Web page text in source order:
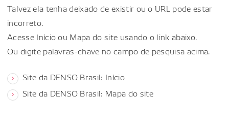
Talvez ela tenha deixado de existir ou o URL pode estar
incorreto.
Acesse Início ou Mapa do site usando o link abaixo.
Ou digite palavras-chave no campo de pesquisa acima.
Site da DENSO Brasil: Início
Site da DENSO Brasil: Mapa do site